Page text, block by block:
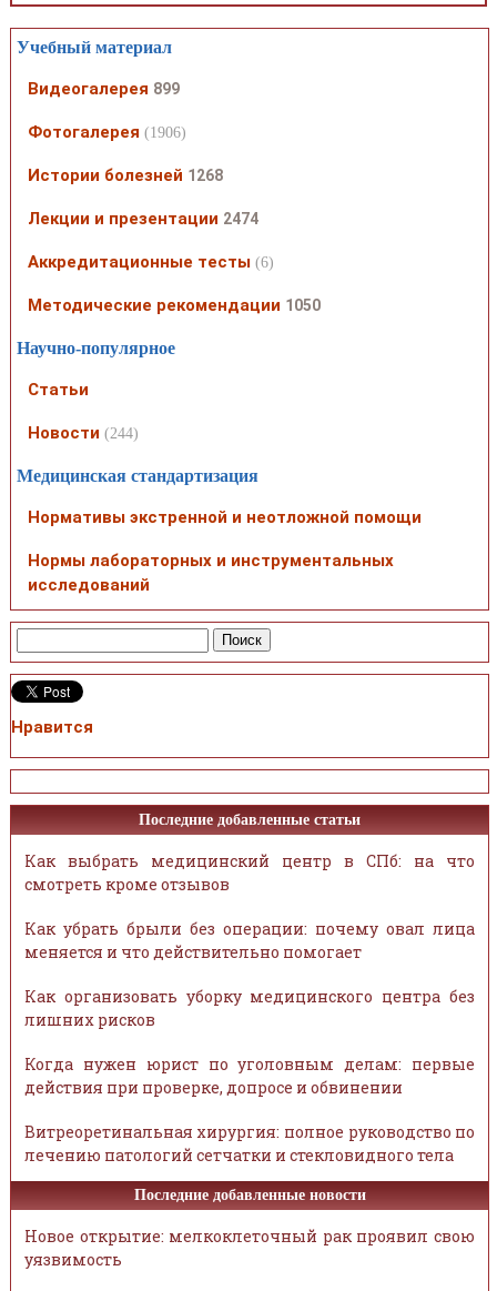
Учебный материал
Видеогалерея 899
Фотогалерея (1906)
Истории болезней 1268
Лекции и презентации 2474
Аккредитационные тесты (6)
Методические рекомендации 1050
Научно-популярное
Статьи
Новости (244)
Медицинская стандартизация
Нормативы экстренной и неотложной помощи
Нормы лабораторных и инструментальных
исследований
Нравится
Последние добавленные статьи
Как выбрать медицинский центр в СПб: на что
смотреть кроме отзывов
Как убрать брыли без операции: почему овал лица
меняется и что действительно помогает
Как организовать уборку медицинского центра без
лишних рисков
Когда нужен юрист по уголовным делам: первые
действия при проверке, допросе и обвинении
Витреоретинальная хирургия: полное руководство по
лечению патологий сетчатки и стекловидного тела
Последние добавленные новости
Новое открытие: мелкоклеточный рак проявил свою
уязвимость